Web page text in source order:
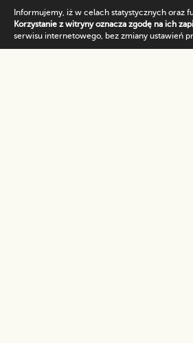
Informujemy, iż w celach statystycznych oraz
Korzystanie z witryny oznacza zgodę na ich
serwisu internetowego, bez zmiany ustawień